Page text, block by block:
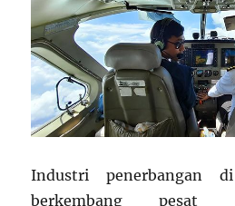
Industri penerbangan
berkembang pesat